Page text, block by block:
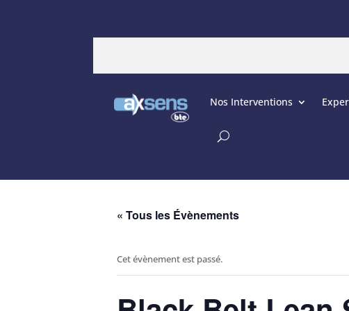
Nos Interventions
« Tous les Évènements
Cet évènement est passé.